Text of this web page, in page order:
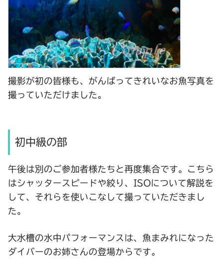
撮影が初の皆様も、がんばってきれいなお魚写真を
撮っていただけました。
初中級の部
午後は別のご参加者様たちと再度集合です。こちら
はシャッタースピードや絞り、ISOについて解説を
して、それらを使いこなして撮っていただきまし
た。
大水槽の水中パフォーマンスは、魚まみれになった
ダイバーのお姉さんの登場からです。